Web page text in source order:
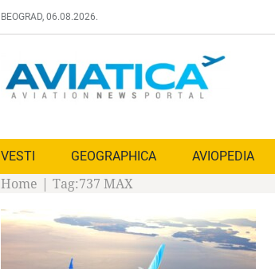
BEOGRAD, 06.08.2026.
VESTI GEOGRAPHICA AVIOPEDIA
Home | Tag:737 MAX